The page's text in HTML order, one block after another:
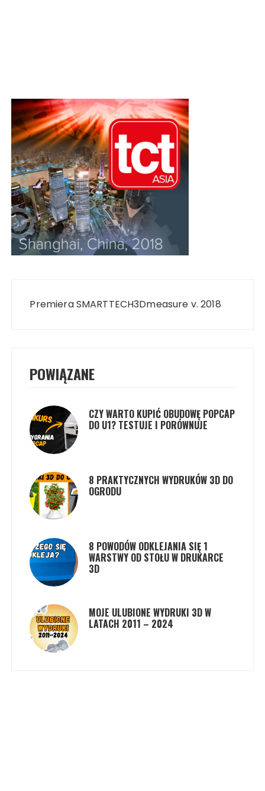
wpisu
Premiera SMARTTECH3Dmeasure v. 2018
POWIĄZANE
CZY WARTO KUPIĆ OBUDOWĘ POPCAP
DO U1? TESTUJE I PORÓWNUJE
8 PRAKTYCZNYCH WYDRUKÓW 3D DO
OGRODU
8 POWODÓW ODKLEJANIA SIĘ 1
WARSTWY OD STOŁU W DRUKARCE
3D
MOJE ULUBIONE WYDRUKI 3D W
LATACH 2011 – 2024